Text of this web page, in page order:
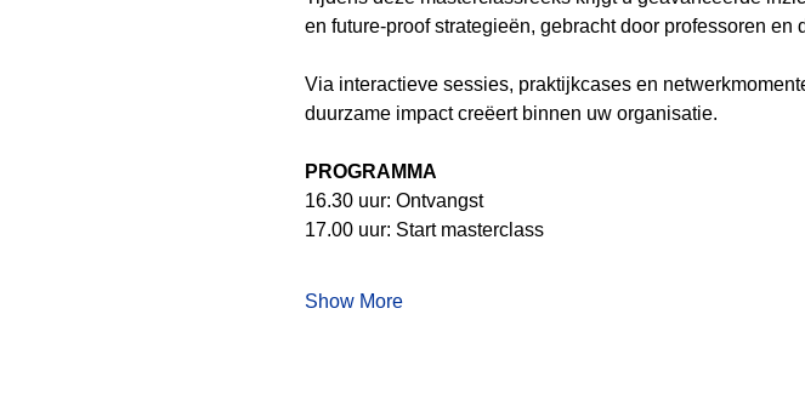
en future-proof strategieën, gebracht door professoren en
Via interactieve sessies, praktijkcases en
duurzame impact creëert binnen uw organisatie.
PROGRAMMA
16.30 uur: Ontvangst
17.00 uur: Start masterclass
Show More